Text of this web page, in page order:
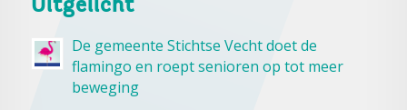
Uitgelicht
De gemeente Stichtse Vecht doet de
flamingo en roept senioren op tot meer
beweging